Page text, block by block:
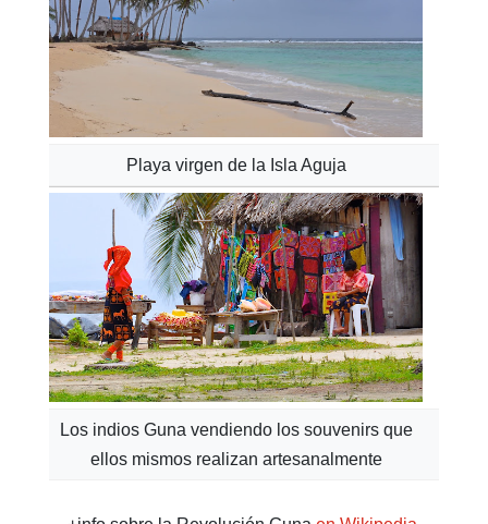
Playa virgen de la Isla Aguja
Los indios Guna vendiendo los souvenirs que
ellos mismos realizan artesanalmente